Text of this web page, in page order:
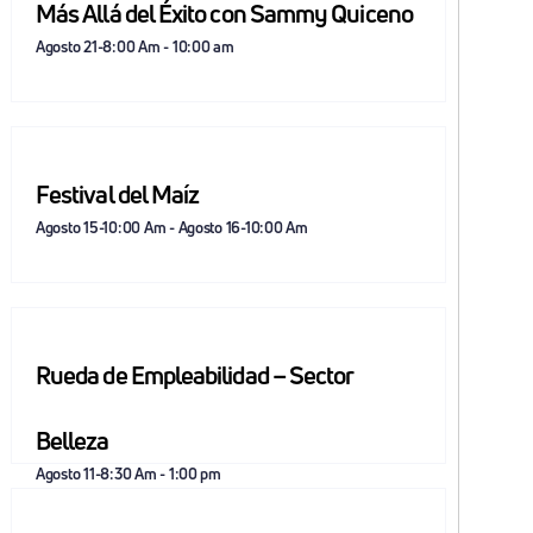
Más Allá del Éxito con Sammy Quiceno
Agosto 21-8:00 Am-10:00 am
Festival del Maíz
Agosto 15-10:00 Am-Agosto 16-10:00 Am
Rueda de Empleabilidad – Sector
Belleza
Agosto 11-8:30 Am-1:00 pm